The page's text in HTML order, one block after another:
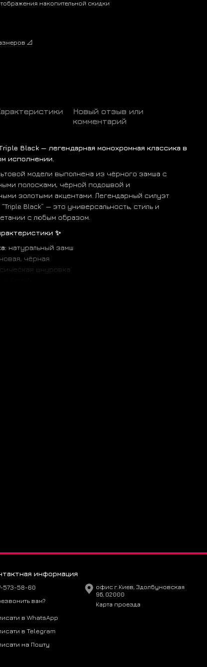
накопительной скидки
📐
Новый отзыв или
комментарий
Black — легендарная монохромная классика в
исполнении.
модели выполнена из чёрного замша с
полосками, чёрной подошвой и
золотыми акцентами. Легендарный силуэт
Black” — это универсальность, стиль и
с любым образом.
✨
натуральный замш
чёрная
шнуровка
информация
573-58-60
вам?
в WhatsApp
в Telegram
на Пошту
офис г.Киев, Здолбуновская
9Б, 02000
Карта проезда